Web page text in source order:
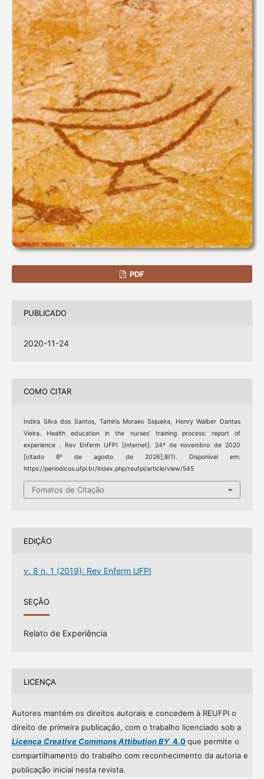
PDF
PUBLICADO
2020-11-24
COMO CITAR
Indira Silva dos Santos, Tamiris Moraes Siqueira, Henry Walber Dantas
Vieira. Health education in the nurses’ training process: report of
experience . Rev Enferm UFPI [Internet]. 24º de novembro de 2020
[citado 8º de agosto de 2026];8(1). Disponível em:
https://periodicos.ufpi.br/index.php/reufpi/article/view/545
Fomatos de Citação
EDIÇÃO
v. 8 n. 1 (2019): Rev Enferm UFPI
SEÇÃO
Relato de Experiência
LICENÇA
Autores mantém os direitos autorais e concedem à REUFPI o
direito de primeira publicação, com o trabalho licenciado sob a
Licença Creative Commons Attibution BY4.0que permite o
compartilhamento do trabalho com reconhecimento da autoria e
publicação inicial nesta revista.